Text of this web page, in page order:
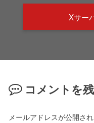
Xサー
コメントを
メールアドレスが公開さ